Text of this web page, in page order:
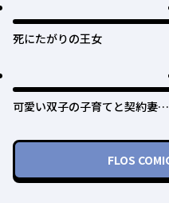
死にたがりの王女
可愛い双子の子育てと契約妻は
FLOS